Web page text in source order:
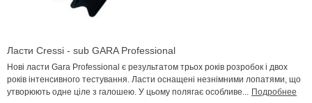
Ласти Cressi - sub GARA Professional
Нові ласти Gara Professional є результатом трьох років розробок і двох
років інтенсивного тестування. Ласти оснащені незнімними лопатями, що
утворюють одне ціле з галошею. У цьому полягає особливе... Подробнее